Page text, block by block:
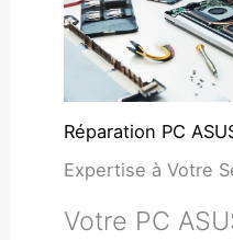
Réparation PC
Expertise à Votre
Votre PC